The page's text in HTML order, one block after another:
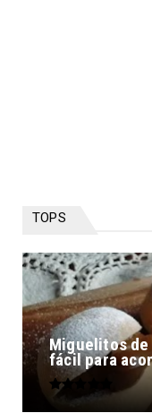
TOPS
Miguelitos
fácil para